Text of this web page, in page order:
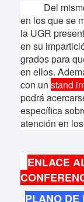
Del mismo
en los que se
la UGR
en su
grados para
en ellos.
con un stand
podrá
específica
atención en
ENLACE
PLANO DE